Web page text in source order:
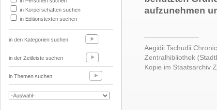
in Körperschaften suchen
in Editionstexten suchen
in den Kategorien suchen
in der Zeitleiste suchen
in Themen suchen
aufzunehmen
Aegidii Tschudii
Zentralhibliothek
Kopie im Staatsarchiv